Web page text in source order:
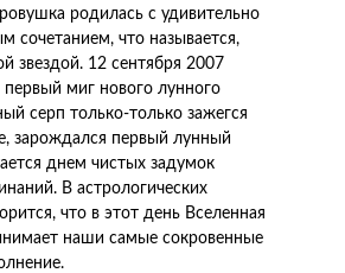
родилась с удивительно
сочетанием, что называется,
звездой. 12 сентября 2007
миг нового лунного
серп только-только зажегся
зарождался первый лунный
днем чистых задумок
В астрологических
что в этот день Вселенная
наши самые сокровенные